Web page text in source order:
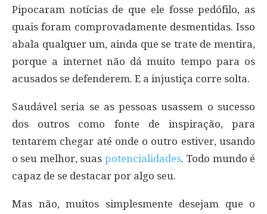
Pipocaram notícias de que ele fosse pedófilo, as
quais foram comprovadamente desmentidas. Isso
abala qualquer um, ainda que se trate de mentira,
porque a internet não dá muito tempo para os
acusados se defenderem. E a injustiça corre solta.
Saudável seria se as pessoas usassem o sucesso
dos outros como fonte de inspiração, para
tentarem chegar até onde o outro estiver, usando
o seu melhor, suas potencialidades. Todo mundo é
capaz de se destacar por algo seu.
Mas não, muitos simplesmente desejam que o